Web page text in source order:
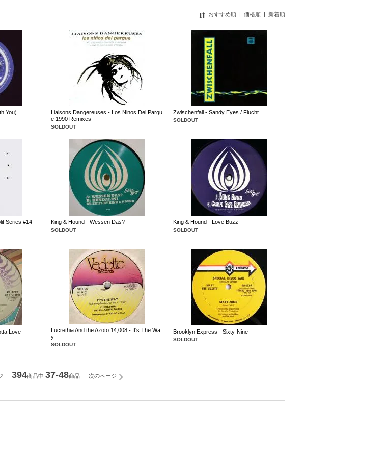
おすすめ順 価格順 新着順
You)
Liaisons Dangereuses - Los Ninos Del Parqu
e 1990 Remixes
SOLDOUT
Zwischenfall - Sandy Eyes / Flucht
SOLDOUT
Series #14 King & Hound - Wessen Das?
SOLDOUT
King & Hound - Love Buzz
SOLDOUT
Love
Lucrethia And the Azoto 14,008 - It's The Wa
y
SOLDOUT
Brooklyn Express - Sixty-Nine
SOLDOUT
394商品中 37-48商品 次のページ